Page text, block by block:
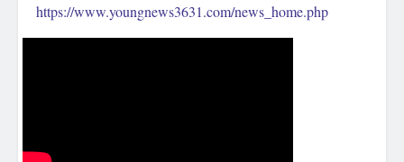
https://www.youngnews3631.com/news_home.php